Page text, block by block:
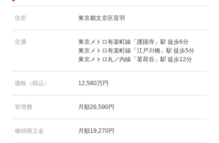
住所 東京都文京区音羽
交通
東京メトロ有楽町線「護国寺」駅 徒歩6分
東京メトロ有楽町線「江戸川橋」駅 徒歩5分
東京メトロ丸ノ内線「茗荷谷」駅 徒歩12分
価格（税込） 12,580万円
管理費 月額26,590円
修繕積立金 月額19,270円